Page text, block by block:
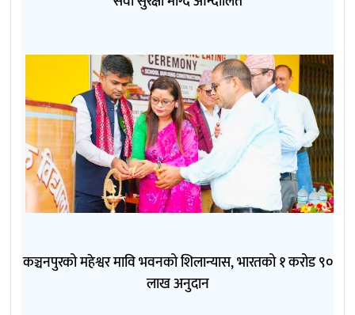
कञ्चनपुरको महेश्वर मावि भवनको शिलान्यास, भारतको १ करोड ९०
लाख अनुदान